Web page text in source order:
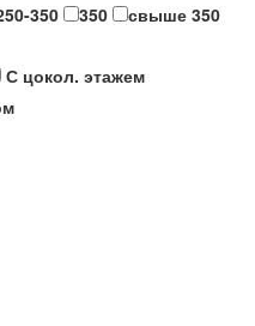
350 350
свыше 350
С цокол. этажем